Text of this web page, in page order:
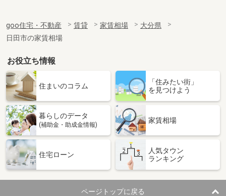
goo住宅・不動産 賃貸 家賃相場
大分県
日田市の家賃相場
お役立ち情報
住まいのコラム
「住みたい街」
を見つけよう
暮らしのデータ
(補助金・助成金情報)
家賃相場
住宅ローン
人気タウン
ランキング
ページトップに戻る